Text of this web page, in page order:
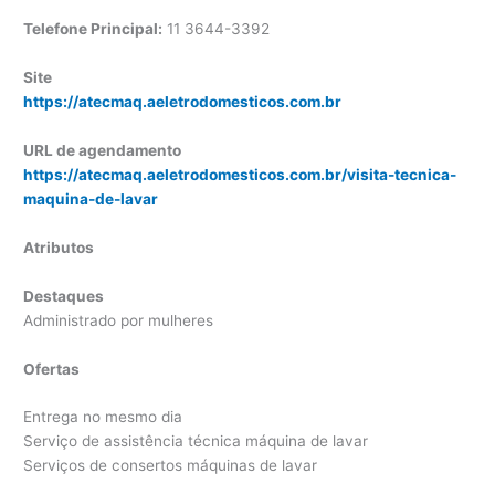
Telefone Principal: 11 3644-3392
Site
https://atecmaq.aeletrodomesticos.com.br
URL de agendamento
https://atecmaq.aeletrodomesticos.com.br/visita-tecnica-
maquina-de-lavar
Atributos
Destaques
Administrado por mulheres
Ofertas
Entrega no mesmo dia
Serviço de assistência técnica máquina de lavar
Serviços de consertos máquinas de lavar